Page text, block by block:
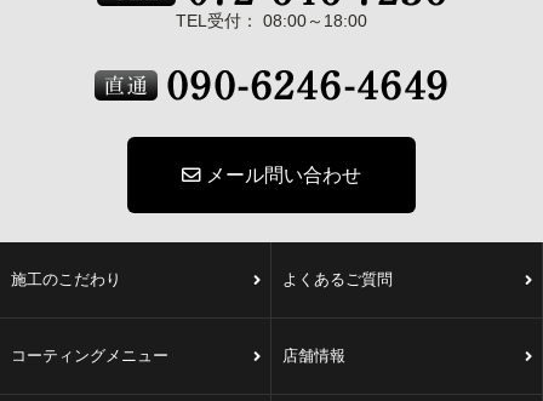
TEL受付： 08:00～18:00
メール問い合わせ
施工のこだわり よくあるご質問
コーティングメニュー 店舗情報